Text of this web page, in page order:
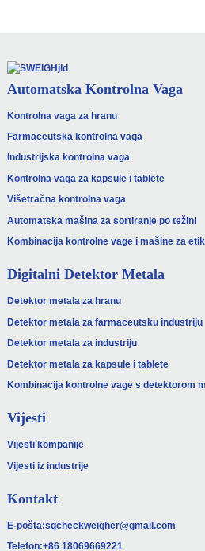
Automatska Kontrolna Vaga
Kontrolna vaga za hranu
Farmaceutska kontrolna vaga
Industrijska kontrolna vaga
Kontrolna vaga za kapsule i tablete
Višetračna kontrolna vaga
Automatska mašina za sortiranje po težini
Kombinacija kontrolne vage i mašine za
Digitalni Detektor Metala
Detektor metala za hranu
Detektor metala za farmaceutsku industriju
Detektor metala za industriju
Detektor metala za kapsule i tablete
Kombinacija kontrolne vage s detektorom
Vijesti
Vijesti kompanije
Vijesti iz industrije
Kontakt
E-pošta:sgcheckweigher@gmail.com
Telefon:+86 18069669221